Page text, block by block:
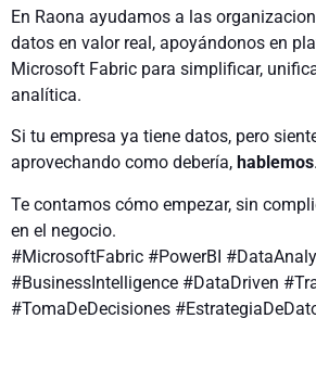
En Raona ayudamos a las
datos en valor real, apoyándonos en
Microsoft Fabric para simplificar,
analítica.
Si tu empresa ya tiene datos, pero
aprovechando como debería, hablemos.
Te contamos cómo empezar, sin
en el negocio.
#MicrosoftFabric #PowerBI
#BusinessIntelligence #DataDriven
#TomaDeDecisiones